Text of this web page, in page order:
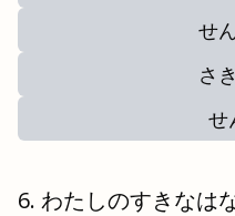
せ
さ
せ
わたしのすきなは